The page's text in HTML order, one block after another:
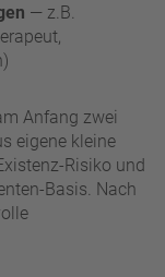
— z.B.
Anfang zwei
eigene kleine
Risiko und
Basis. Nach